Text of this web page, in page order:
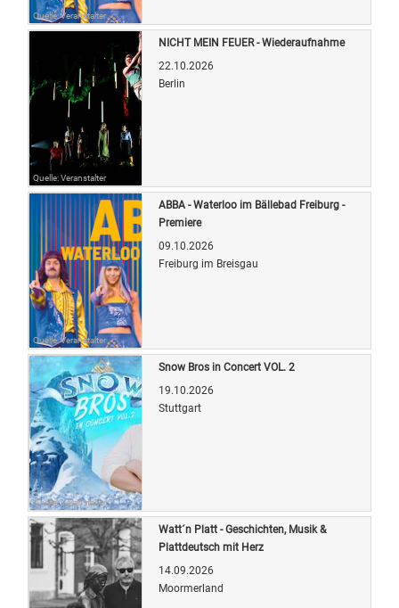
Quelle: Veranstalter
Quelle: Veranstalter
NICHT MEIN FEUER - Wiederaufnahme
22.10.2026
Berlin
Quelle: Veranstalter
ABBA - Waterloo im Bällebad Freiburg -
Premiere
09.10.2026
Freiburg im Breisgau
Quelle: Veranstalter
Snow Bros in Concert VOL. 2
19.10.2026
Stuttgart
Watt´n Platt - Geschichten, Musik &
Plattdeutsch mit Herz
14.09.2026
Moormerland